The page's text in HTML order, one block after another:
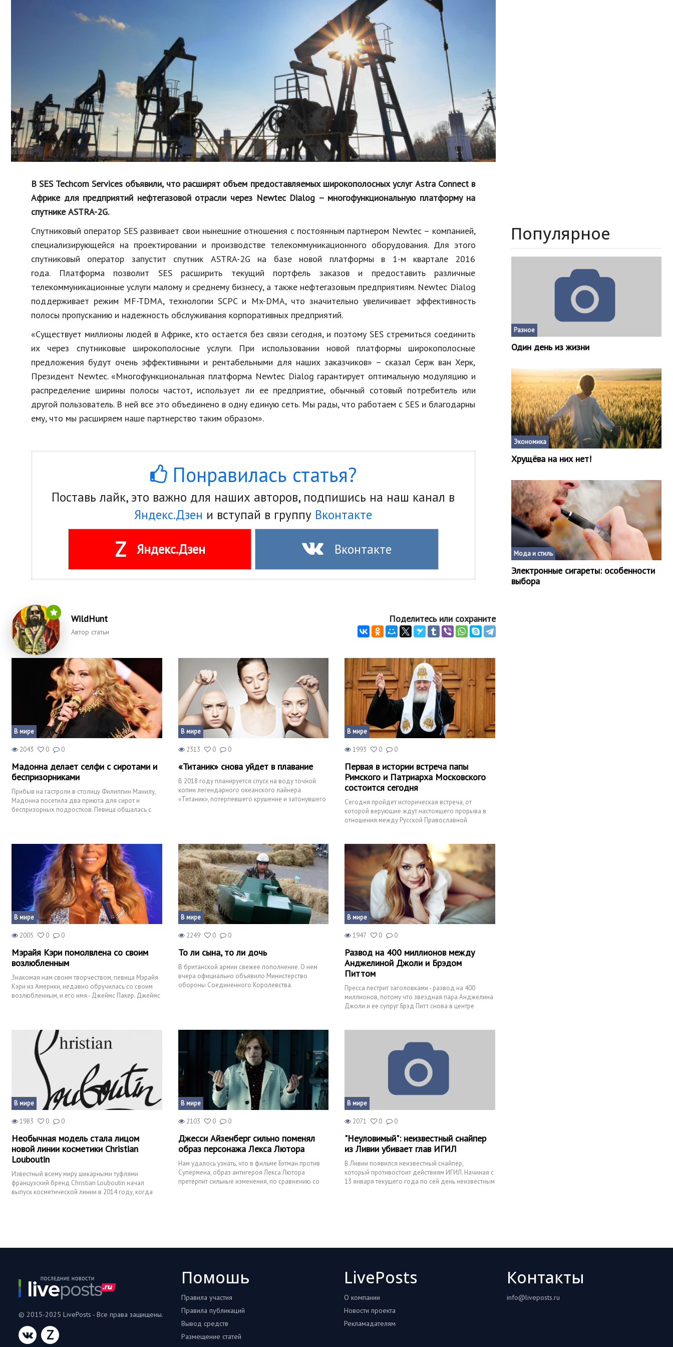
Образование
Знаменитости
Психология и отношения
Творчество и рукоделие
Работа и бизнес
Животные
Еда и напитки
Хобби и развлечения
Финансы
Юриспруденция
Природа
Образование
Наука и технологии
В SES Techcom Services объявили, что расширят объем предоставляемых широкополосных услуг Astra Connect в
Африке для предприятий нефтегазовой отрасли через Newtec Dialog – многофункциональную платформу на
спутнике ASTRA-2G.
Спутниковый оператор SES развивает свои нынешние отношения с постоянным партнером Newtec – компанией,
специализирующейся на проектировании и производстве телекоммуникационного оборудования. Для этого
спутниковый оператор запустит спутник ASTRA-2G на базе новой платформы в 1-м квартале 2016
года. Платформа позволит SES расширить текущий портфель заказов и предоставить различные
телекоммуникационные услуги малому и среднему бизнесу, а также нефтегазовым предприятиям. Newtec Dialog
поддерживает режим MF-TDMA, технологии SCPC и Mx-DMA, что значительно увеличивает эффективность
полосы пропусканию и надежность обслуживания корпоративных предприятий.
«Существует миллионы людей в Африке, кто остается без связи сегодня, и поэтому SES стремиться соединить
их через спутниковые широкополосные услуги. При использовании новой платформы широкополосные
предложения будут очень эффективными и рентабельными для наших заказчиков» – сказал Серж ван Херк,
Президент Newtec. «Многофункциональная платформа Newtec Dialog гарантирует оптимальную модуляцию и
распределение ширины полосы частот, использует ли ее предприятие, обычный сотовый потребитель или
другой пользователь. В ней все это объединено в одну единую сеть. Мы рады, что работаем с SES и благодарны
ему, что мы расширяем наше партнерство таким образом».
Понравилась статья?
Поставь лайк, это важно для наших авторов, подпишись на наш канал в
Яндекс.Дзен и вступай в группу Вконтакте
Z Яндекс.Дзен Вконтакте
WildHunt
Автор статьи
Поделитесь или сохраните
В мире
2043 0 0
Мадонна делает селфи с сиротами и
беспризорниками
Прибыв на гастроли в столицу Филиппин Манилу,
Мадонна посетила два приюта для сирот и
беспризорных подростков. Певица общалась с
В мире
2313 0 0
«Титаник» снова уйдет в плавание
В 2018 году планируется спуск на воду точной
копии легендарного океанского лайнера
«Титаник», потерпевшего крушение и затонувшего
В мире
1993 0 0
Первая в истории встреча папы
Римского и Патриарха Московского
состоится сегодня
Сегодня пройдет историческая встреча, от
которой верующие ждут настоящего прорыва в
отношения между Русской Православной
В мире
2005 0 0
Мэрайя Кэри помолвлена со своим
возлюбленным
Знакомая нам своим творчеством, певица Мэрайя
Кэри из Америки, недавно обручилась со своим
возлюбленным, и его имя - Джеймс Пакер. Джеймс
В мире
2249 0 0
То ли сына, то ли дочь
В британской армии свежее пополнение. О нем
вчера официально объявило Министерство
обороны Соединенного Королевства.
В мире
1947 0 0
Развод на 400 миллионов между
Анджелиной Джоли и Брэдом
Питтом
Пресса пестрит заголовками - развод на 400
миллионов, потому что звездная пара Анджелина
Джоли и ее супруг Брэд Питт снова в центре
В мире
1983 0 0
Необычная модель стала лицом
новой линии косметики Christian
Louboutin
Известный всему миру шикарными туфлями
французский бренд Christian Louboutin начал
выпуск косметической линии в 2014 году, когда
В мире
2103 0 0
Джесси Айзенберг сильно поменял
образ персонажа Лекса Лютора
Нам удалось узнать, что в фильме Бэтман против
Супермена, образ антигероя Лекса Лютора
претерпит сильные изменения, по сравнению со
В мире
2071 0 0
"Неуловимый": неизвестный снайпер
из Ливии убивает глав ИГИЛ
В Ливии появился неизвестный снайпер,
который противостоит действиям ИГИЛ. Начиная с
13 января текущего года по сей день неизвестным
Популярное
Разное
Один день из жизни
Экономика
Хрущёва на них нет!
Мода и стиль
Электронные сигареты: особенности
выбора
© 2015-2025 LivePosts - Все права защищены.
Z
Помошь
Правила участия
Правила публикаций
Вывод средств
Размещение статей
LivePosts
О компании
Новости проекта
Рекламадателям
Контакты
info@liveposts.ru